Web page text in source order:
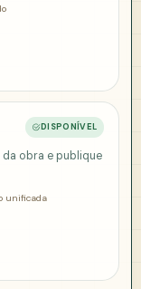
DISPONÍVEL
obra e publique
unificada